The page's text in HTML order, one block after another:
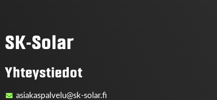
SK-Solar
Yhteystiedot
asiakaspalvelu@sk-solar.fi